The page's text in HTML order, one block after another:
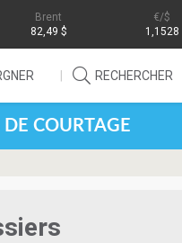
Brent
82,49 $
/$
1,1528
RECHERCHER
COURTAGE